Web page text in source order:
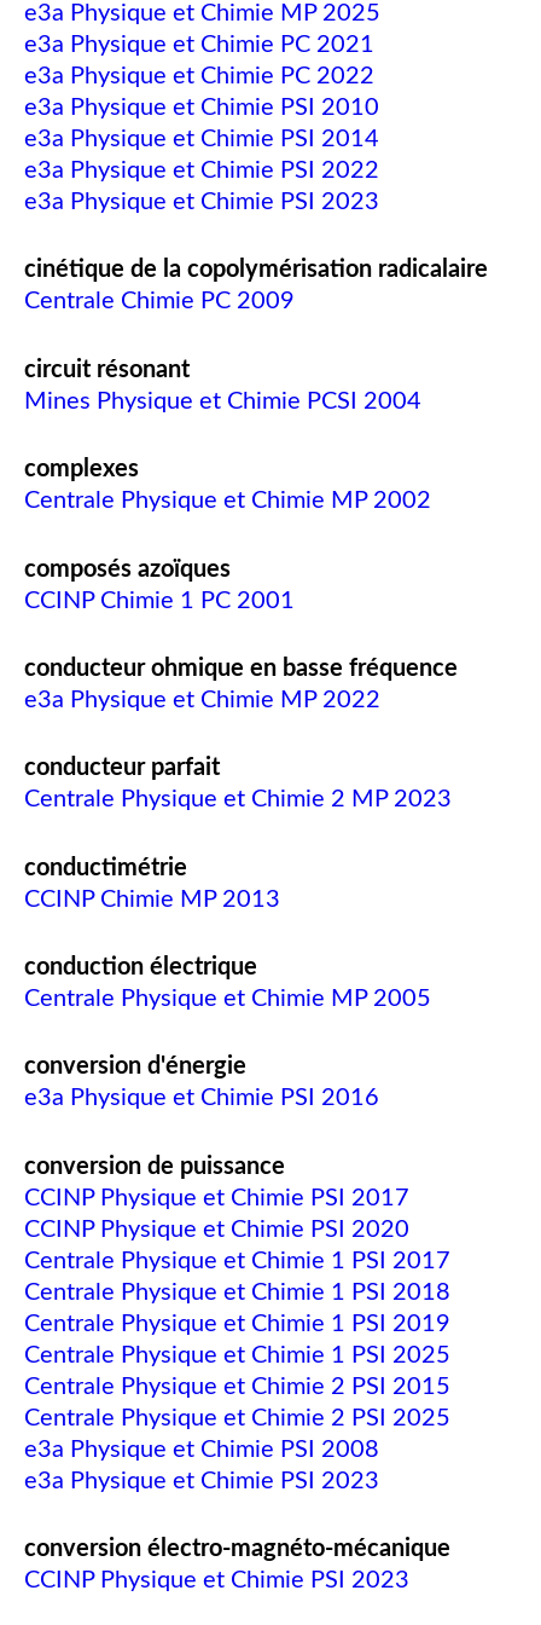
e3a Physique et Chimie MP 2025
e3a Physique et Chimie PC 2021
e3a Physique et Chimie PC 2022
e3a Physique et Chimie PSI 2010
e3a Physique et Chimie PSI 2014
e3a Physique et Chimie PSI 2022
e3a Physique et Chimie PSI 2023
cinétique de la copolymérisation radicalaire
Centrale Chimie PC 2009
circuit résonant
Mines Physique et Chimie PCSI 2004
complexes
Centrale Physique et Chimie MP 2002
composés azoïques
CCINP Chimie 1 PC 2001
conducteur ohmique en basse fréquence
e3a Physique et Chimie MP 2022
conducteur parfait
Centrale Physique et Chimie 2 MP 2023
conductimétrie
CCINP Chimie MP 2013
conduction électrique
Centrale Physique et Chimie MP 2005
conversion d'énergie
e3a Physique et Chimie PSI 2016
conversion de puissance
CCINP Physique et Chimie PSI 2017
CCINP Physique et Chimie PSI 2020
Centrale Physique et Chimie 1 PSI 2017
Centrale Physique et Chimie 1 PSI 2018
Centrale Physique et Chimie 1 PSI 2019
Centrale Physique et Chimie 1 PSI 2025
Centrale Physique et Chimie 2 PSI 2015
Centrale Physique et Chimie 2 PSI 2025
e3a Physique et Chimie PSI 2008
e3a Physique et Chimie PSI 2023
conversion électro-magnéto-mécanique
CCINP Physique et Chimie PSI 2023